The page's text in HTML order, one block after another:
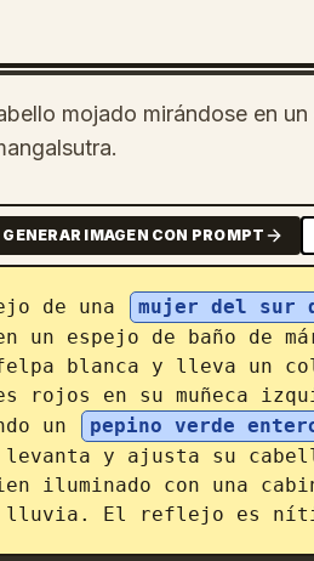
mojado mirándose en
GENERAR IMAGEN CON PROMPT
de una mujer del sur
un espejo de baño de
blanca y lleva un
rojos en su muñeca
un
pepino verde
levanta y ajusta su
iluminado con una
lluvia. El reflejo es